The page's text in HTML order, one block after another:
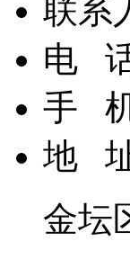
联系
电
手
地
金坛